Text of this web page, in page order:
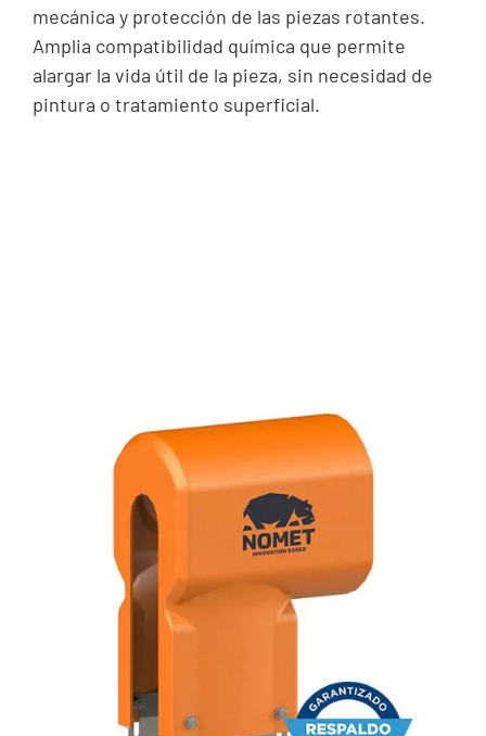
mecánica y protección de las piezas rotantes.
Amplia compatibilidad química que permite
alargar la vida útil de la pieza, sin necesidad de
pintura o tratamiento superficial.